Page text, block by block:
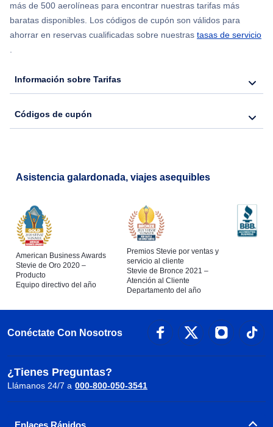
más de 500 aerolíneas para encontrar nuestras tarifas más
baratas disponibles. Los códigos de cupón son válidos para
ahorrar en reservas cualificadas sobre nuestras tasas de servicio
.
Información sobre Tarifas
Códigos de cupón
Asistencia galardonada, viajes asequibles
American Business Awards
Stevie de Oro 2020 –
Producto
Equipo directivo del año
Premios Stevie por ventas y
servicio al cliente
Stevie de Bronce 2021 –
Atención al Cliente
Departamento del año
Conéctate Con Nosotros
¿Tienes Preguntas?
Llámanos 24/7 a 000-800-050-3541